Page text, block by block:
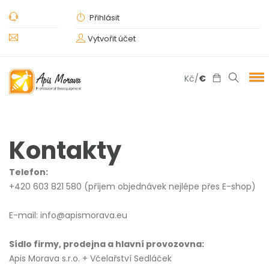
Přihlásit
Vytvořit účet
Kč/€
Kontakty
Telefon:
+420 603 821 580 (příjem objednávek nejlépe přes E-shop)
E-mail: info@apismorava.eu
Sídlo firmy, prodejna a hlavní provozovna:
Apis Morava s.r.o. + Včelařství Sedláček